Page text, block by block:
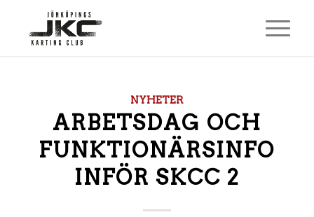
NYHETER
ARBETSDAG OCH
FUNKTIONÄRSINFO
INFÖR SKCC 2